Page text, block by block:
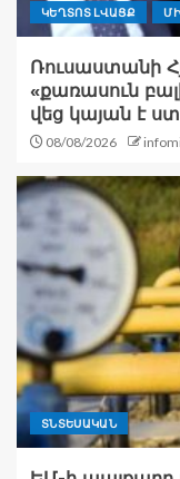
ԿԵՂՏՈՏ ԼՎԱՑՔ
Ռուսաստանի
«քառասուն
վեց կայան է
08/08/2026
ՏՆՏԵՍԱԿԱՆ